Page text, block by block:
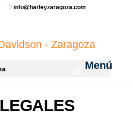
info@harleyzaragoza.com